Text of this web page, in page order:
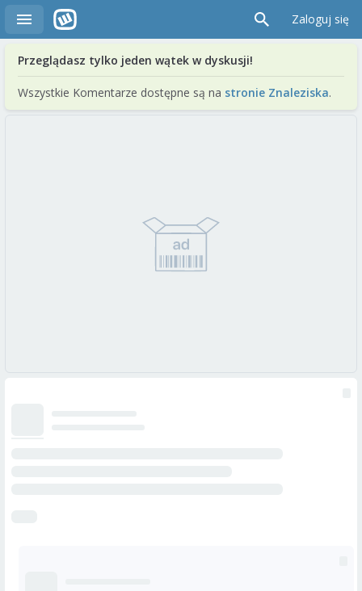
Zaloguj się
Przeglądasz tylko jeden wątek w dyskusji!
Wszystkie Komentarze dostępne są na stronie Znaleziska.